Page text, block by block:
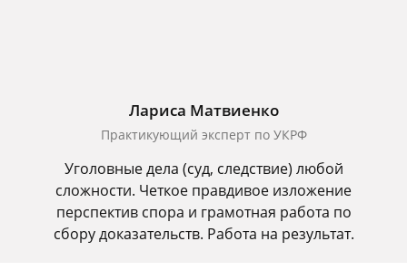
Лариса Матвиенко
Практикующий эксперт по УКРФ
Уголовные дела (суд, следствие) любой
сложности. Четкое правдивое изложение
перспектив спора и грамотная работа по
сбору доказательств. Работа на результат.